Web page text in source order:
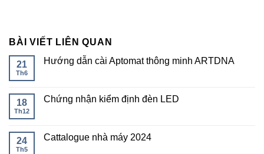
BÀI VIẾT LIÊN QUAN
21
Th6
Hướng dẫn cài Aptomat thông minh ARTDNA
18
Th12
Chứng nhận kiểm định đèn LED
24
Th5
Cattalogue nhà máy 2024